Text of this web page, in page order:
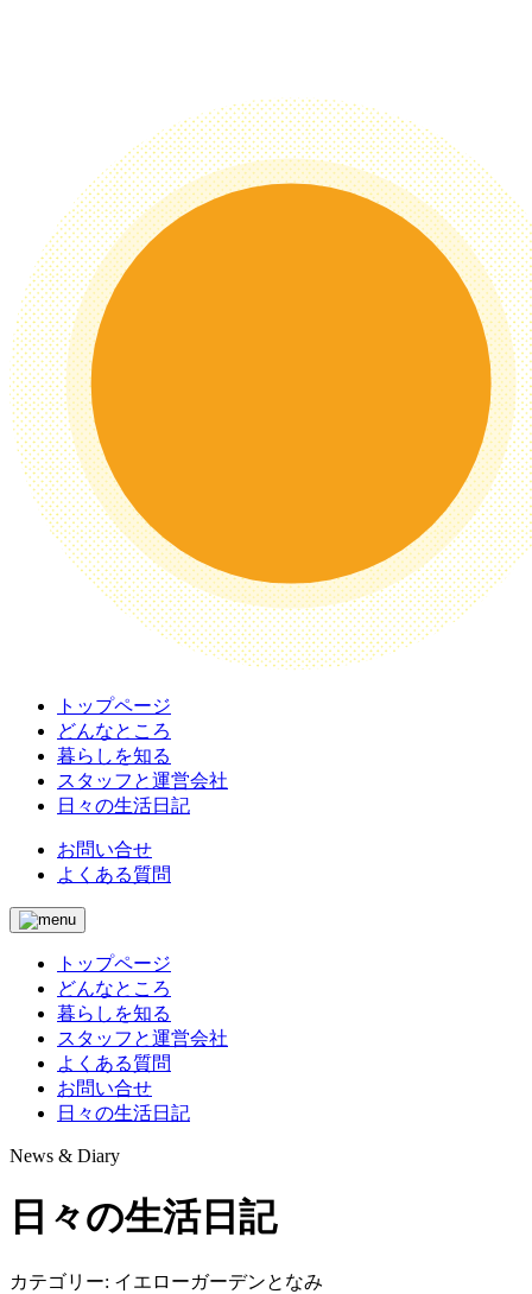
トップページ
どんなところ
暮らしを知る
スタッフと運営会社
日々の生活日記
お問い合せ
よくある質問
トップページ
どんなところ
暮らしを知る
スタッフと運営会社
よくある質問
お問い合せ
日々の生活日記
News & Diary
日々の生活日記
カテゴリー: イエローガーデンとなみ